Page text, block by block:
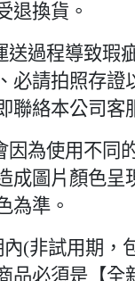
退換貨。
送過程導致瑕
必請拍照存證
聯絡本公司客
因為使用不同
成圖片顏色呈
為準。
(非試用期，
品必須是【全